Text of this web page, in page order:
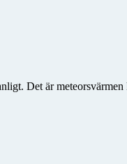
Det är